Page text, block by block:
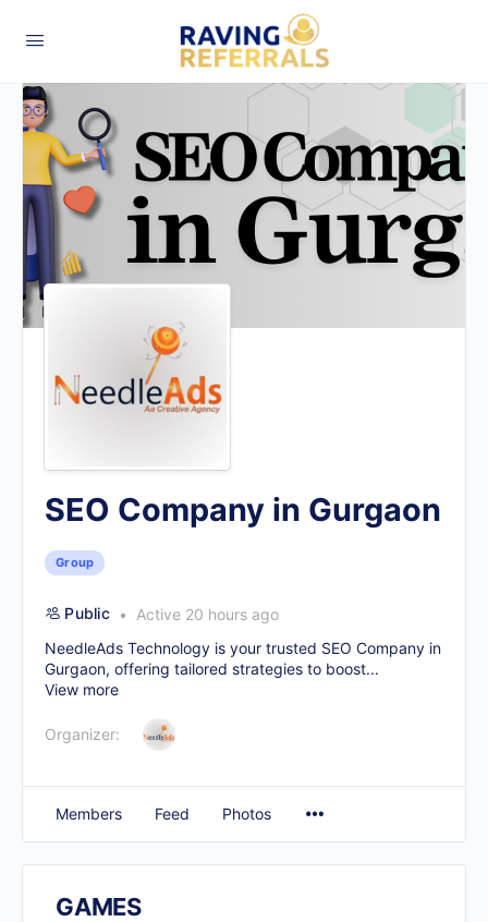
SEO Company in Gurgaon
Group
Public
Active 20 hours ago
NeedleAds Technology is your trusted SEO Company in
Gurgaon, offering tailored strategies to boost...
View more
Organizer:
Members Feed Photos
GAMES